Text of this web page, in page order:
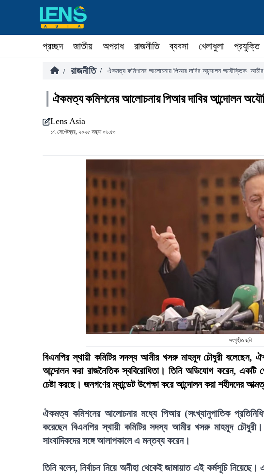
প্রচ্ছদ জাতীয় অপরাধ রাজনীতি ব্যবসা খেলাধুলা প্রযুক্তি
/ রাজনীতি / ঐকমত্য কমিশনের আলোচনায় পিআর দাবির আন্দোলন অযৌক্তিক:
ঐকমত্য কমিশনের আলোচনায় পিআর দাবির আন্দোলন
Lens Asia
১৭ সেপ্টেম্বর, ২০২৫ সন্ধ্যা ০৬:৫০
সংগৃহীত ছবি
বিএনপির স্থায়ী কমিটির সদস্য আমীর খসরু মাহমুদ চৌধুরী
আন্দোলন করা রাজনৈতিক স্ববিরোধিতা। তিনি অভিযোগ করেন, একটি
চেষ্টা করছে। জনগণের ম্যান্ডেট উপেক্ষা করে আন্দোলন করা শহীদদের
ঐকমত্য কমিশনের আলোচনার মধ্যে পিআর (সংখ্যানুপাতিক
করেছেন বিএনপির স্থায়ী কমিটির সদস্য আমীর খসরু মাহমুদ
সাংবাদিকদের সঙ্গে আলাপকালে এ মন্তব্য করেন।
তিনি বলেন, নির্বাচন নিয়ে অনীহা থেকেই জামায়াত এই কর্মসূচি